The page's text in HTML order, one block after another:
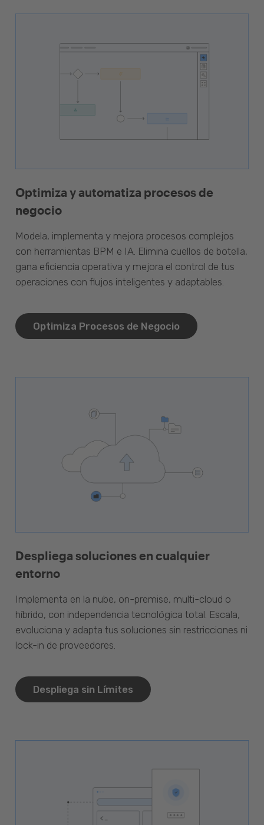
Optimiza y automatiza procesos de
negocio
Modela, implementa y mejora procesos complejos
con herramientas BPM e IA. Elimina cuellos de botella,
gana eficiencia operativa y mejora el control de tus
operaciones con flujos inteligentes y adaptables.
Optimiza Procesos de Negocio
Despliega soluciones en cualquier
entorno
Implementa en la nube, on-premise, multi-cloud o
híbrido, con independencia tecnológica total. Escala,
evoluciona y adapta tus soluciones sin restricciones ni
lock-in de proveedores.
Despliega sin Límites